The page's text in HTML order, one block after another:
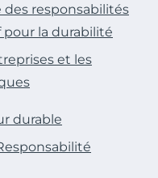
responsabilités
la durabilité
et les
durable